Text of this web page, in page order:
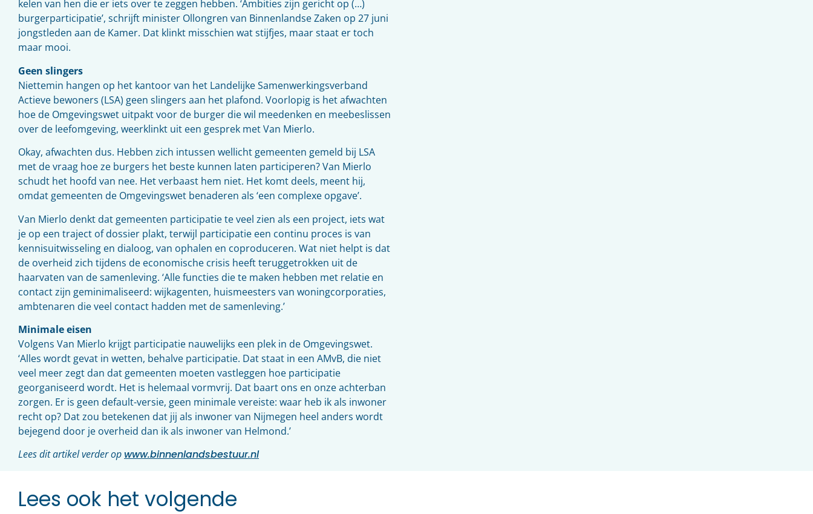
kelen van hen die er iets over te zeggen hebben. ‘Ambities zijn gericht op (…)
burgerparticipatie’, schrijft minister Ollongren van Binnenlandse Zaken op 27 juni
jongstleden aan de Kamer. Dat klinkt misschien wat stijfjes, maar staat er toch
maar mooi.
Geen slingers
Niettemin hangen op het kantoor van het Landelijke Samenwerkingsverband
Actieve bewoners (LSA) geen slingers aan het plafond. Voorlopig is het afwachten
hoe de Omgevingswet uitpakt voor de burger die wil meedenken en meebeslissen
over de leefomgeving, weerklinkt uit een gesprek met Van Mierlo.
Okay, afwachten dus. Hebben zich intussen wellicht gemeenten gemeld bij LSA
met de vraag hoe ze burgers het beste kunnen laten participeren? Van Mierlo
schudt het hoofd van nee. Het verbaast hem niet. Het komt deels, meent hij,
omdat gemeenten de Omgevingswet benaderen als ‘een complexe opgave’.
Van Mierlo denkt dat gemeenten participatie te veel zien als een project, iets wat
je op een traject of dossier plakt, terwijl participatie een continu proces is van
kennisuitwisseling en dialoog, van ophalen en coproduceren. Wat niet helpt is dat
de overheid zich tijdens de economische crisis heeft teruggetrokken uit de
haarvaten van de samenleving. ‘Alle functies die te maken hebben met relatie en
contact zijn geminimaliseerd: wijkagenten, huismeesters van woningcorporaties,
ambtenaren die veel contact hadden met de samenleving.’
Minimale eisen
Volgens Van Mierlo krijgt participatie nauwelijks een plek in de Omgevingswet.
‘Alles wordt gevat in wetten, behalve participatie. Dat staat in een AMvB, die niet
veel meer zegt dan dat gemeenten moeten vastleggen hoe participatie
georganiseerd wordt. Het is helemaal vormvrij. Dat baart ons en onze achterban
zorgen. Er is geen default-versie, geen minimale vereiste: waar heb ik als inwoner
recht op? Dat zou betekenen dat jij als inwoner van Nijmegen heel anders wordt
bejegend door je overheid dan ik als inwoner van Helmond.’
Lees dit artikel verder op www.binnenlandsbestuur.nl
Lees ook het volgende